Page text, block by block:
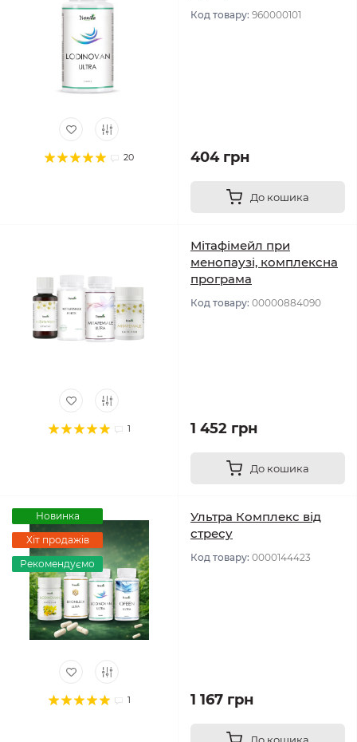
20
Код товару: 960000101
404 грн
До кошика
1
Мітафімейл при
менопаузі, комплексна
програма
Код товару: 00000884090
1 452 грн
До кошика
Новинка
Хіт продажів
Рекомендуємо
1
Ультра Комплекс від
стресу
Код товару: 0000144423
1 167 грн